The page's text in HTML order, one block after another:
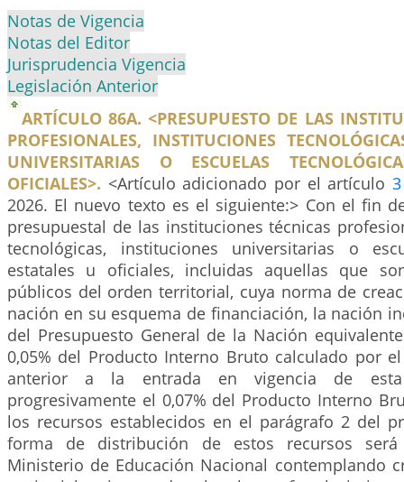
Notas de Vigencia
Notas del Editor
Jurisprudencia Vigencia
Legislación Anterior
ARTÍCULO 86A. <PRESUPUESTO DE LAS
PROFESIONALES, INSTITUCIONES
UNIVERSITARIAS O ESCUELAS
OFICIALES>. <Artículo adicionado por el artículo 3
2026. El nuevo texto es el siguiente:> Con el fin
presupuestal de las instituciones técnicas
tecnológicas, instituciones universitarias o
estatales u oficiales, incluidas aquellas que
públicos del orden territorial, cuya norma de
nación en su esquema de financiación, la nación
del Presupuesto General de la Nación
0,05% del Producto Interno Bruto calculado por
anterior a la entrada en vigencia de esta
progresivamente el 0,07% del Producto Interno
los recursos establecidos en el parágrafo 2 del
forma de distribución de estos recursos
Ministerio de Educación Nacional contemplando